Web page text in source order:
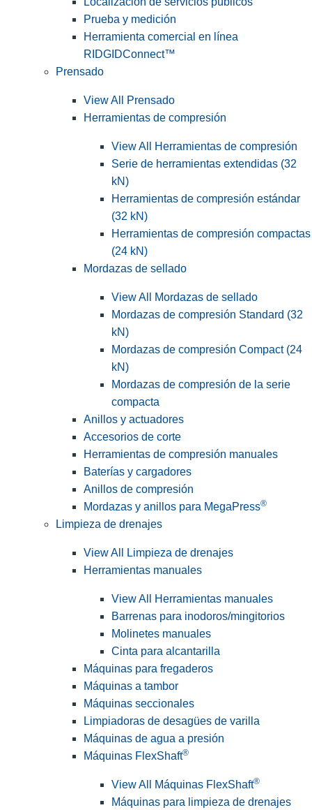
Prueba y medición
Herramienta comercial en línea
RIDGIDConnect™
Prensado
View All Prensado
Herramientas de compresión
View All Herramientas de compresión
Serie de herramientas extendidas (32
kN)
Herramientas de compresión estándar
(32 kN)
Herramientas de compresión compactas
(24 kN)
Mordazas de sellado
View All Mordazas de sellado
Mordazas de compresión Standard (32
kN)
Mordazas de compresión Compact (24
kN)
Mordazas de compresión de la serie
compacta
Anillos y actuadores
Accesorios de corte
Herramientas de compresión manuales
Baterías y cargadores
Anillos de compresión
Mordazas y anillos para MegaPress®
Limpieza de drenajes
View All Limpieza de drenajes
Herramientas manuales
View All Herramientas manuales
Barrenas para inodoros/mingitorios
Molinetes manuales
Cinta para alcantarilla
Máquinas para fregaderos
Máquinas a tambor
Máquinas seccionales
Limpiadoras de desagües de varilla
Máquinas de agua a presión
Máquinas FlexShaft®
View All Máquinas FlexShaft®
Máquinas para limpieza de drenajes